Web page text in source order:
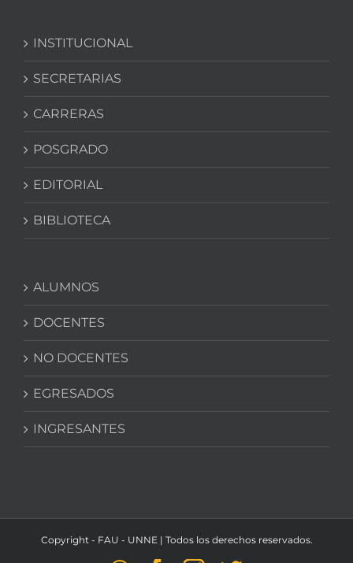
INSTITUCIONAL
SECRETARIAS
CARRERAS
POSGRADO
EDITORIAL
BIBLIOTECA
ALUMNOS
DOCENTES
NO DOCENTES
EGRESADOS
INGRESANTES
Copyright - FAU - UNNE | Todos los derechos reservados.